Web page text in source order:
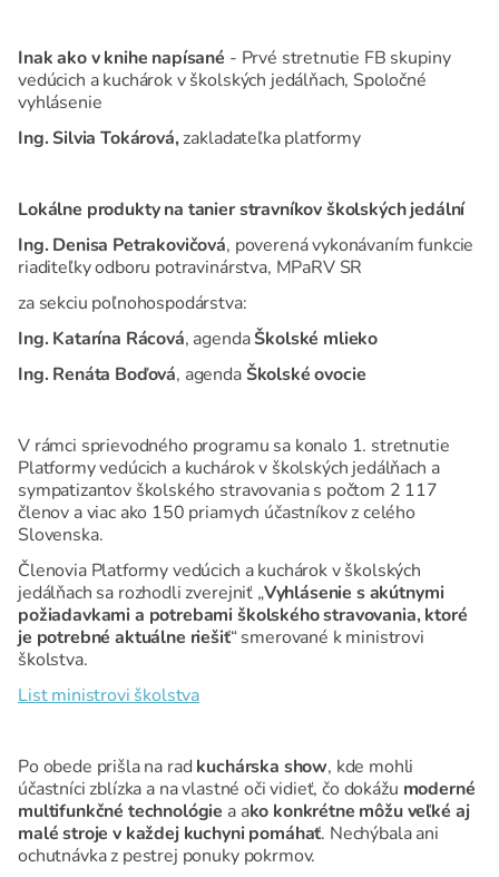
Inak ako v knihe napísané - Prvé stretnutie FB skupiny
vedúcich a kuchárok v školských jedálňach, Spoločné
vyhlásenie
Ing. Silvia Tokárová,zakladateľka platformy
Lokálne produkty na tanier stravníkov školských jedální
Ing. Denisa Petrakovičová, poverená vykonávaním funkcie
riaditeľky odboru potravinárstva, MPaRV SR
za sekciu poľnohospodárstva:
Ing. Katarína Rácová, agendaŠkolské mlieko
Ing. Renáta Boďová, agendaŠkolské ovocie
V rámci sprievodného programu sa konalo 1. stretnutie
Platformy vedúcich a kuchárok v školských jedálňach a
sympatizantov školského stravovania s počtom 2 117
členov a viac ako 150 priamych účastníkov z celého
Slovenska.
Členovia Platformy vedúcich a kuchárok v školských
jedálňach sa rozhodli zverejniť „Vyhlásenie s akútnymi
požiadavkami a potrebami školského stravovania, ktoré
je potrebné aktuálne riešiť“ smerované k ministrovi
školstva.
List ministrovi školstva
Po obede prišla na rad kuchárska show, kde mohli
účastníci zblízka a na vlastné oči vidieť, čo dokážu moderné
multifunkčné technológie a ako konkrétne môžu veľké aj
malé stroje v každej kuchyni pomáhať. Nechýbala ani
ochutnávka z pestrej ponuky pokrmov.